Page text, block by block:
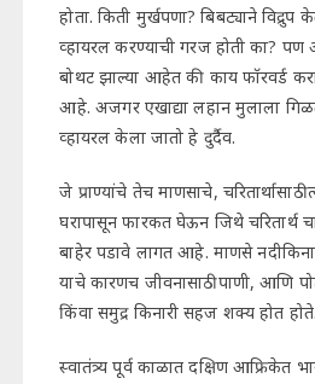
होता. किती मुर्खपणा? बिबट्याने विद्रुप
व्हायरल करण्याची गरज होती का?
बोथट झाल्या आहेत की काय फॉरवर्ड
आहे. अजगर एखाद्या लहान मुलाला
व्हायरल केला जातो हे दुर्दैव.
जे प्राण्यांचे तेच माणसाचे,
घरापासून फारकत घेऊन जिथे चरितार्थ
बाहेर पडावे लागत आहे. माणसे
याचे कारणच जीवनासाठी पाणी, आणि
किंवा समुद्र किनारी सहज शक्य होत होते.
स्वातंत्र्य पूर्व काळात दक्षिण आफ्रिकेत